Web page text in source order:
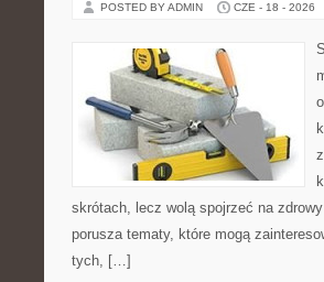
POSTED BY ADMIN CZE - 18 - 2026
skrótach, lecz wolą spojrzeć na
porusza tematy, które mogą
tych, […]